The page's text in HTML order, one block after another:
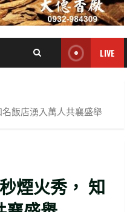
LIVE
飯店湧入萬人共襄盛舉
煙火秀， 知